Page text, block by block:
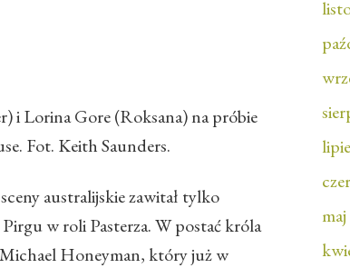
i Lorina Gore (Roksana) na próbie
Fot. Keith Saunders.
australijskie zawitał tylko
w roli Pasterza. W postać króla
Honeyman, który już w